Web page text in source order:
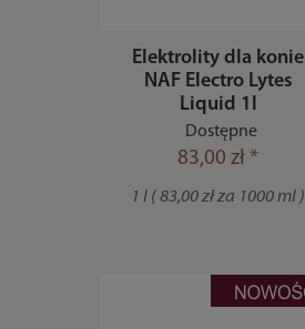
Elektrolity dla konie
NAF Electro Lytes
Liquid 1l
Dostępne
83,00 zł *
1 l ( 83,00 zł za 1000 ml )